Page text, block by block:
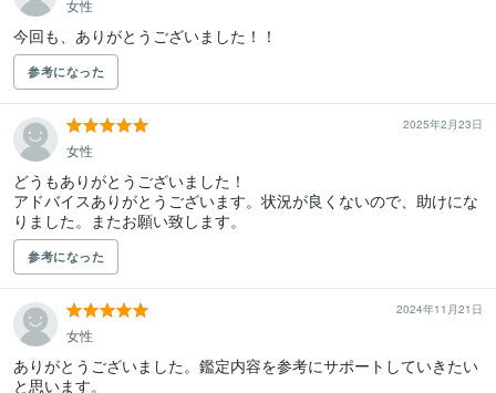
女性
今回も、ありがとうございました！！
参考になった
2025年2月23日
女性
どうもありがとうございました！
アドバイスありがとうございます。状況が良くないので、助けにな
りました。またお願い致します。
参考になった
2024年11月21日
女性
ありがとうございました。鑑定内容を参考にサポートしていきたい
と思います。